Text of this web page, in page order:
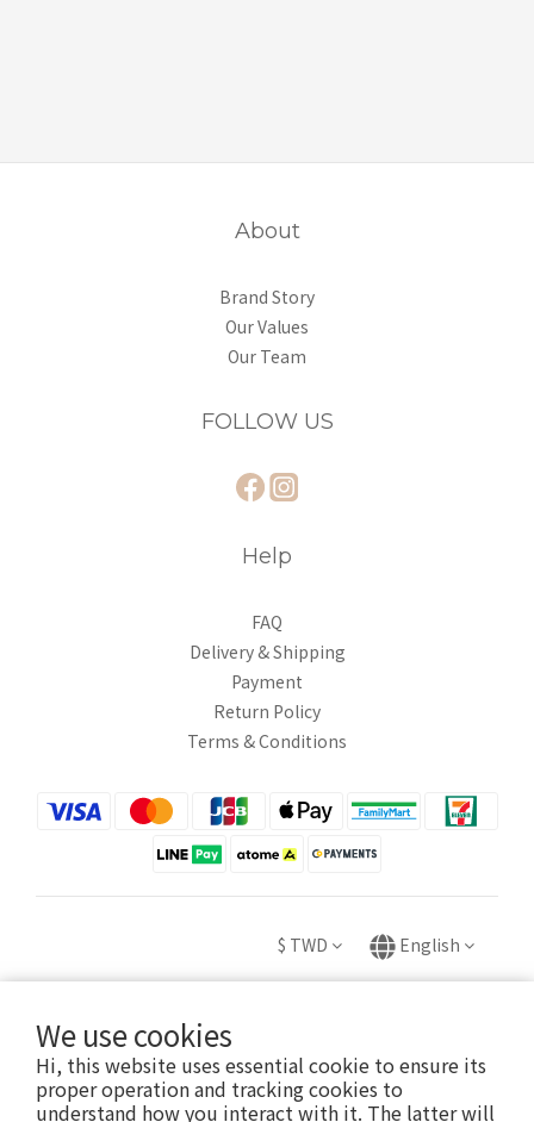
We use cookies
Hi, this website uses essential cookie to ensure its
proper operation and tracking cookies to
understand how you interact with it. The latter will
About
Brand Story
Our Values
Our Team
FOLLOW US
Help
FAQ
Delivery & Shipping
Payment
Return Policy
Terms & Conditions
$ TWD English
Copyright © 2020 HUEI YING INTERNATIONAL TRADE CO., LTD.
卉盈國際貿易有限公司 統編：82882831